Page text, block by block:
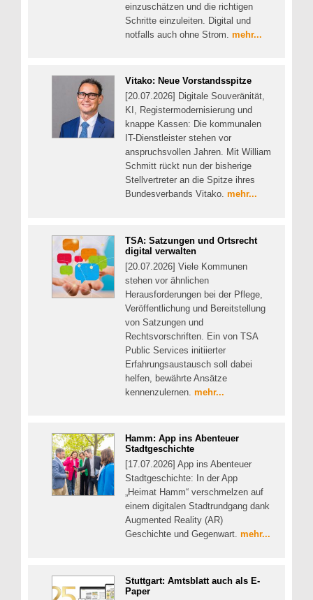
einzuschätzen und die richtigen
Schritte einzuleiten. Digital und
notfalls auch ohne Strom. mehr...
Vitako: Neue Vorstandsspitze
[20.07.2026] Digitale Souveränität,
KI, Registermodernisierung und
knappe Kassen: Die kommunalen
IT-Dienstleister stehen vor
anspruchsvollen Jahren. Mit William
Schmitt rückt nun der bisherige
Stellvertreter an die Spitze ihres
Bundesverbands Vitako. mehr...
TSA: Satzungen und Ortsrecht
digital verwalten
[20.07.2026] Viele Kommunen
stehen vor ähnlichen
Herausforderungen bei der Pflege,
Veröffentlichung und Bereitstellung
von Satzungen und
Rechtsvorschriften. Ein von TSA
Public Services initiierter
Erfahrungsaustausch soll dabei
helfen, bewährte Ansätze
kennenzulernen. mehr...
Hamm: App ins Abenteuer
Stadtgeschichte
[17.07.2026] App ins Abenteuer
Stadtgeschichte: In der App
„Heimat Hamm“ verschmelzen auf
einem digitalen Stadtrundgang dank
Augmented Reality (AR)
Geschichte und Gegenwart. mehr...
Stuttgart: Amtsblatt auch als E-
Paper